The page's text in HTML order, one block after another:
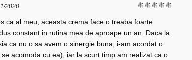
2020
ca al meu, aceasta crema face o treaba foarte
constant in rutina mea de aproape un an. Daca la
ca nu o sa avem o sinergie buna, i-am acordat o
acomoda cu ea), iar la scurt timp am realizat ca o